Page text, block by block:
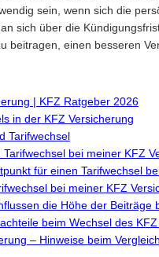
sein, wenn sich die
sich über die
beitragen, einen besseren
| KFZ Ratgeber 2026
in der KFZ Versicherung
Tarifwechsel
bei meiner KFZ
für einen Tarifwechsel
bei meiner KFZ
die Höhe der Beiträge
beim Wechsel des
– Hinweise beim